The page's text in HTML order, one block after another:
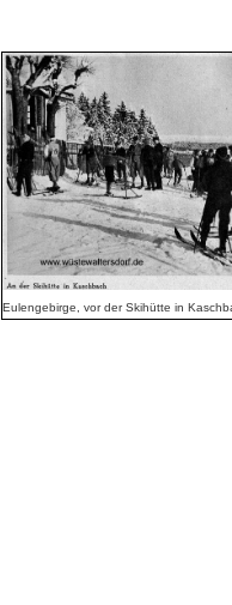
Eulengebirge, vor der Skihütte in